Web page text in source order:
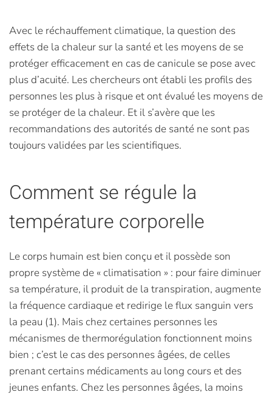
Avec le réchauffement climatique, la question des
effets de la chaleur sur la santé et les moyens de se
protéger efficacement en cas de canicule se pose avec
plus d’acuité. Les chercheurs ont établi les profils des
personnes les plus à risque et ont évalué les moyens de
se protéger de la chaleur. Et il s’avère que les
recommandations des autorités de santé ne sont pas
toujours validées par les scientifiques.
Comment se régule la
température corporelle
Le corps humain est bien conçu et il possède son
propre système de « climatisation » : pour faire diminuer
sa température, il produit de la transpiration, augmente
la fréquence cardiaque et redirige le flux sanguin vers
la peau (1). Mais chez certaines personnes les
mécanismes de thermorégulation fonctionnent moins
bien ; c’est le cas des personnes âgées, de celles
prenant certains médicaments au long cours et des
jeunes enfants. Chez les personnes âgées, la moins